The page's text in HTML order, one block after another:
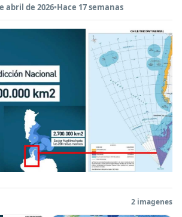
abril de 2026•Hace 17 semanas
2 imagenes